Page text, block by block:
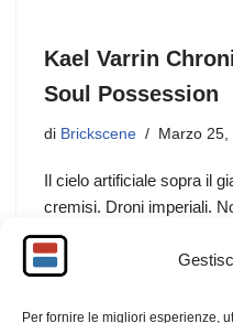
Per fornire le migliori esperienze,
Kael Varrin
Soul Possession
di Brickscene Marzo 25,
Il cielo artificiale sopra il
cremisi. Droni imperiali.
formazione rituale. Si
rosario di metallo,
prato. Lyra sentì il battito